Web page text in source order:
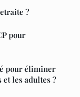
?
pour
pour éliminer
et les adultes ?